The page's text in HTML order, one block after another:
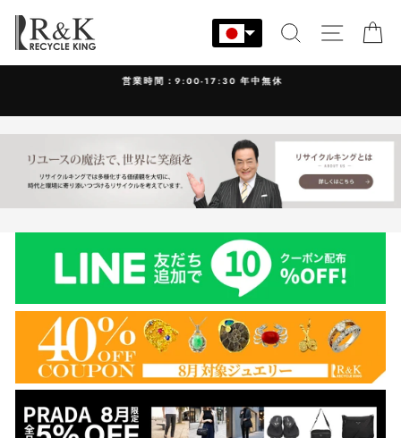
ン
す
検索 サイト
営業時間：9:00-17:30 年中無休